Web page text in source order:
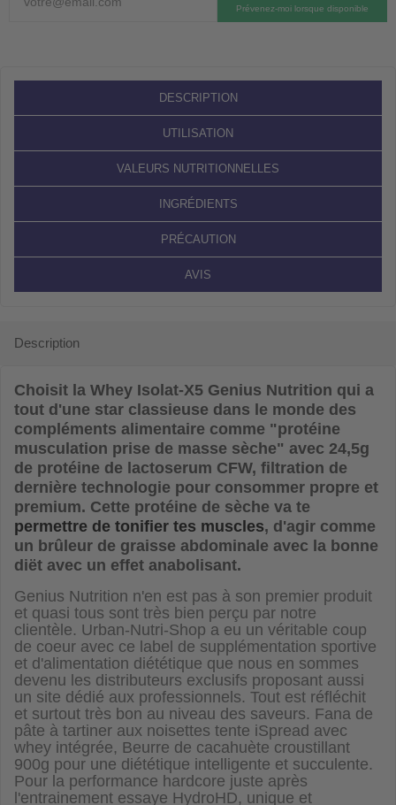
Prévenez-moi lorsque disponible
DESCRIPTION
UTILISATION
VALEURS NUTRITIONNELLES
INGRÉDIENTS
PRÉCAUTION
AVIS
Description
Choisit la Whey Isolat-X5 Genius Nutrition qui a
tout d'une star classieuse dans le monde des
compléments alimentaire comme "protéine
musculation prise de masse sèche" avec 24,5g
de protéine de lactoserum CFW, filtration de
dernière technologie pour consommer propre et
premium. Cette protéine de sèche va te
permettre de tonifier tes muscles, d'agir comme
un brûleur de graisse abdominale avec la bonne
diët avec un effet anabolisant.
Genius Nutrition n'en est pas à son premier produit
et quasi tous sont très bien perçu par notre
clientèle. Urban-Nutri-Shop a eu un véritable coup
de coeur avec ce label de supplémentation sportive
et d'alimentation diététique que nous en sommes
devenu les distributeurs exclusifs proposant aussi
un site dédié aux professionnels. Tout est réfléchit
et surtout très bon au niveau des saveurs. Fana de
pâte à tartiner aux noisettes tente iSpread avec
whey intégrée, Beurre de cacahuète croustillant
900g pour une diététique intelligente et succulente.
Pour la performance hardcore juste après
l'entrainement essaye HydroHD, unique et